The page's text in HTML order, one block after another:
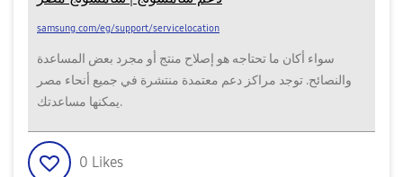
samsung.com/eg/support/servicelocation
سواء أكان ما تحتاجه هو إصلاح منتج أو مجرد بعض المساعدة
والنصائح. توجد مراكز دعم معتمدة منتشرة في جميع أنحاء مصر
يمكنها مساعدتك.
0 Likes